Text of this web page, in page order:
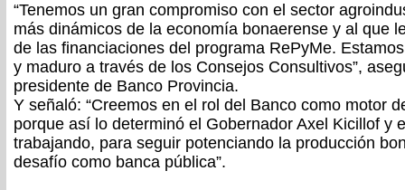
“Tenemos un gran compromiso con el sector
más dinámicos de la economía bonaerense y al que
de las financiaciones del programa RePyMe.
y maduro a través de los Consejos Consultivos”,
presidente de Banco Provincia.
Y señaló: “Creemos en el rol del Banco como motor
porque así lo determinó el Gobernador Axel Kicillof y
trabajando, para seguir potenciando la producción
desafío como banca pública”.